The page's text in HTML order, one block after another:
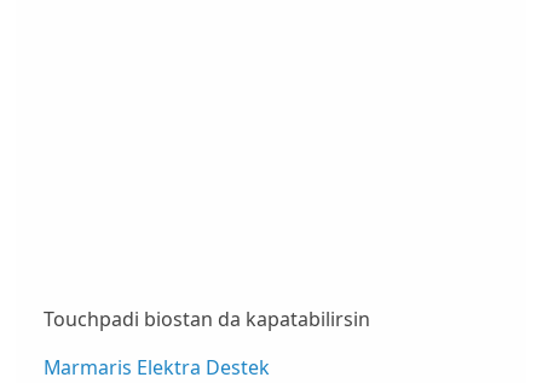
Touchpadi biostan da kapatabilirsin
Marmaris Elektra Destek